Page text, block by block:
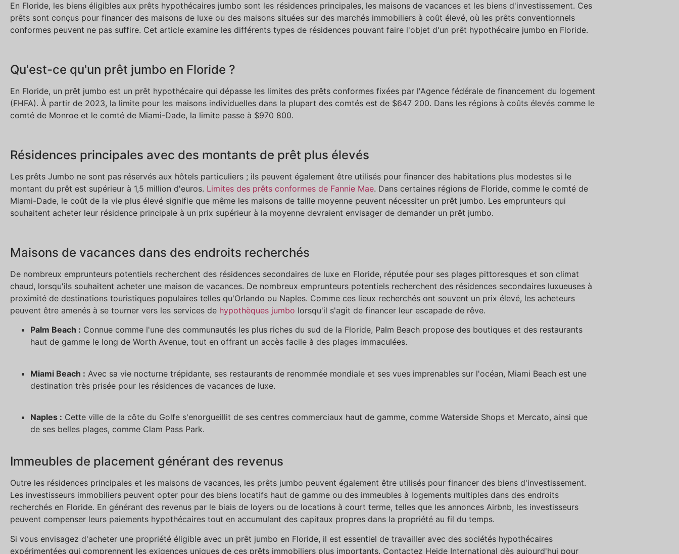
En Floride, les biens éligibles aux prêts hypothécaires jumbo sont les résidences principales, les maisons de vacances et les biens d'investissement. Ces
prêts sont conçus pour financer des maisons de luxe ou des maisons situées sur des marchés immobiliers à coût élevé, où les prêts conventionnels
conformes peuvent ne pas suffire. Cet article examine les différents types de résidences pouvant faire l'objet d'un prêt hypothécaire jumbo en Floride.
Qu'est-ce qu'un prêt jumbo en Floride ?
En Floride, un prêt jumbo est un prêt hypothécaire qui dépasse les limites des prêts conformes fixées par l'Agence fédérale de financement du logement
(FHFA). À partir de 2023, la limite pour les maisons individuelles dans la plupart des comtés est de $647 200. Dans les régions à coûts élevés comme le
comté de Monroe et le comté de Miami-Dade, la limite passe à $970 800.
Résidences principales avec des montants de prêt plus élevés
Les prêts Jumbo ne sont pas réservés aux hôtels particuliers ; ils peuvent également être utilisés pour financer des habitations plus modestes si le
montant du prêt est supérieur à 1,5 million d'euros. Limites des prêts conformes de Fannie Mae. Dans certaines régions de Floride, comme le comté de
Miami-Dade, le coût de la vie plus élevé signifie que même les maisons de taille moyenne peuvent nécessiter un prêt jumbo. Les emprunteurs qui
souhaitent acheter leur résidence principale à un prix supérieur à la moyenne devraient envisager de demander un prêt jumbo.
Maisons de vacances dans des endroits recherchés
De nombreux emprunteurs potentiels recherchent des résidences secondaires de luxe en Floride, réputée pour ses plages pittoresques et son climat
chaud, lorsqu'ils souhaitent acheter une maison de vacances. De nombreux emprunteurs potentiels recherchent des résidences secondaires luxueuses à
proximité de destinations touristiques populaires telles qu'Orlando ou Naples. Comme ces lieux recherchés ont souvent un prix élevé, les acheteurs
peuvent être amenés à se tourner vers les services de hypothèques jumbo lorsqu'il s'agit de financer leur escapade de rêve.
Palm Beach : Connue comme l'une des communautés les plus riches du sud de la Floride, Palm Beach propose des boutiques et des restaurants
haut de gamme le long de Worth Avenue, tout en offrant un accès facile à des plages immaculées.
Miami Beach : Avec sa vie nocturne trépidante, ses restaurants de renommée mondiale et ses vues imprenables sur l'océan, Miami Beach est une
destination très prisée pour les résidences de vacances de luxe.
Naples : Cette ville de la côte du Golfe s'enorgueillit de ses centres commerciaux haut de gamme, comme Waterside Shops et Mercato, ainsi que
de ses belles plages, comme Clam Pass Park.
Immeubles de placement générant des revenus
Outre les résidences principales et les maisons de vacances, les prêts jumbo peuvent également être utilisés pour financer des biens d'investissement.
Les investisseurs immobiliers peuvent opter pour des biens locatifs haut de gamme ou des immeubles à logements multiples dans des endroits
recherchés en Floride. En générant des revenus par le biais de loyers ou de locations à court terme, telles que les annonces Airbnb, les investisseurs
peuvent compenser leurs paiements hypothécaires tout en accumulant des capitaux propres dans la propriété au fil du temps.
Si vous envisagez d'acheter une propriété éligible avec un prêt jumbo en Floride, il est essentiel de travailler avec des sociétés hypothécaires
expérimentées qui comprennent les exigences uniques de ces prêts immobiliers plus importants. Contactez Heide International dès aujourd'hui pour